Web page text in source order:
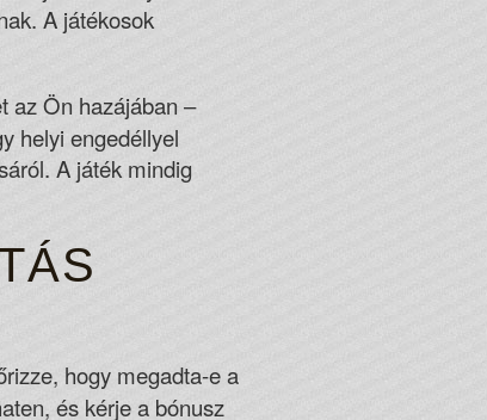
A játékosok
az Ön hazájában –
helyi engedéllyel
A játék mindig
hogy megadta-e a
és kérje a bónusz